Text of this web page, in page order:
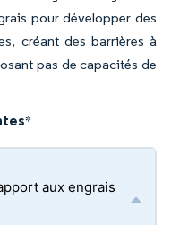
pour développer des
créant des barrières à
pas de capacités de
*
aux engrais